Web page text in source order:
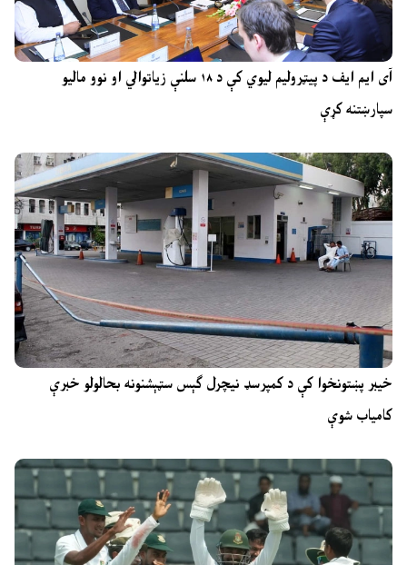
آی ایم ایف د پیټرولیم لیوي کې د ۱۸ سلنې زیاتوالي او نوو مالیو
سپارښتنه کړې
خیبر پښتونخوا کې د کمپرسډ نیچرل ګېس سټېشنونه بحالولو خبرې
کامیاب شوې